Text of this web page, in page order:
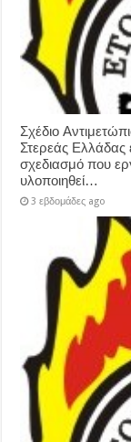
Σχέδιο
Στερεάς
σχεδιασμό που
υλοποιηθεί…
3 εβδομάδες ago